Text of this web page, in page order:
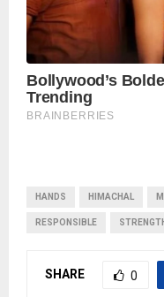
HANDS HIMACHAL
RESPONSIBLE
SHARE 0